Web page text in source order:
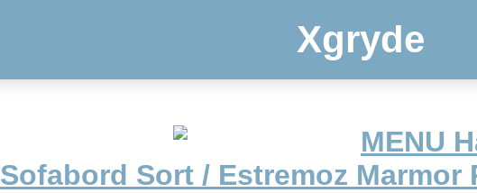
Xgryde
MENU
Sofabord Sort / Estremoz Marmor